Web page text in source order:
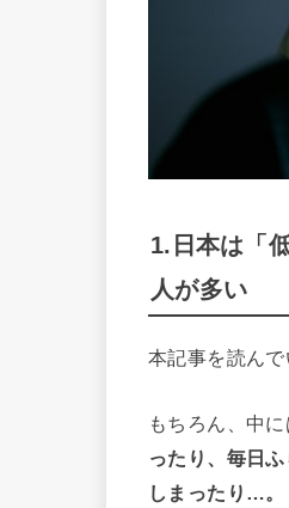
1.日本は「
人が多い
本記事を読ん
もちろん、中
ったり、毎日
しまったり…。